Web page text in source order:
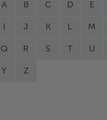
A B C D E
J K L M
Q R S T U
Y Z